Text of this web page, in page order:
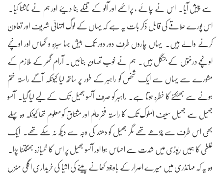
سے پیش آیا۔ اس نے چائے ، پراٹھے اور آلو کے قتلے بنا دیئے اور ہم نے ناشتا کیا۔
اس پورے علاقے کی قابل ذکر بات یہ ہے کہ یہاں کے لوگ انتہائی شریف اور تعاون
کرنے والے ہیں۔ یہاں چاروں طرف دور دور تک بیش بہا سبزہ و گھاس اور اونچے
اونچے درختوں کے جنگل ہیں۔ ہم نے خوب تصاویر بنائیں۔ آرام گھر کے ملازم کے
مشورے سے یہاں سے ایک شخص کو راہبر کے طور پر ساتھ لیا کیونکہ آگے راستہ ختم
ہونے سے بھٹکنے کا خطرہ ہوتا ہے۔ راہبر کو صرف آنسو جھیل تک کے لیے لیا گیا۔ آنسو
جھیل سے جھیل سیف الملوک تک کا راستہ فخر عالم اور مشتاق کو معلوم تھا کیونکہ وہ پہلے
بھی اس طرف سے چڑھے تھے مگر جھیل کو دھند کی وجہ سے دیکھ نہ سکے تھے۔ ایک
غلطی کا ہمیں ریوڑی میں شدت سے احساس ہوا اور آنسو جھیل پر اس کا خمیازہ بھگتنا پڑا۔
وہ یہ کہ مہانڈری میں میرے اصرار کے باوجود کھانے پینے کی اشیا کی خریداری اگلی منزل